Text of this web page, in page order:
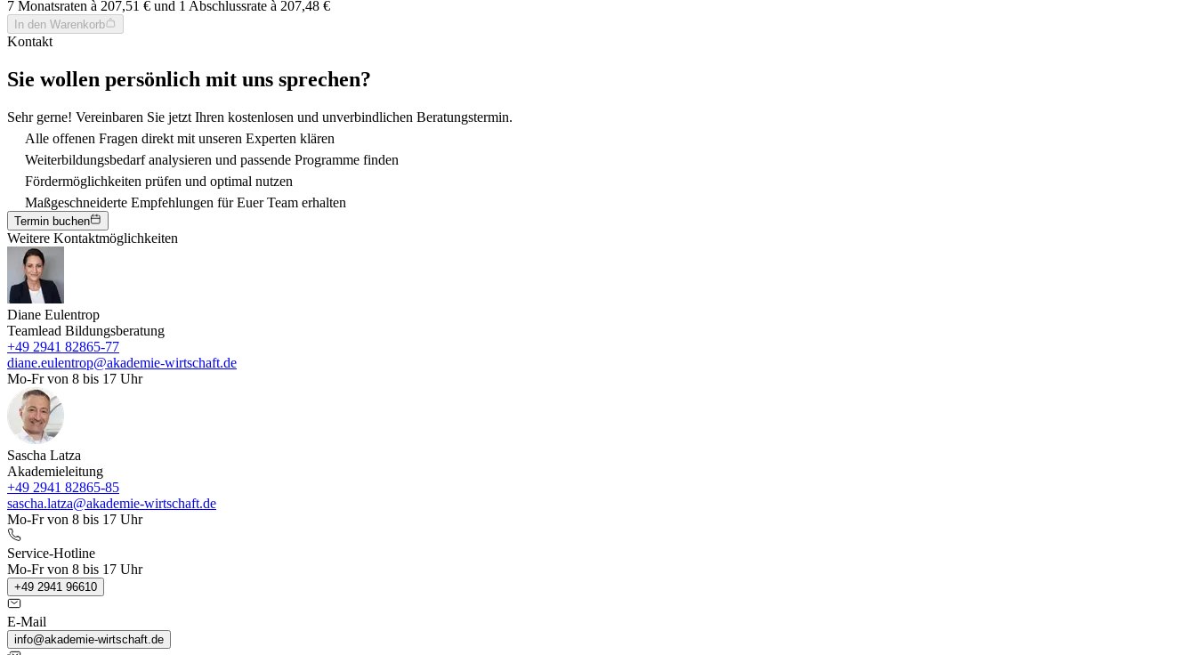
7 Monatsraten à 207,51 € und 1 Abschlussrate à 207,48 €
In den Warenkorb
Kontakt
Sie wollen persönlich mit uns sprechen?
Sehr gerne! Vereinbaren Sie jetzt Ihren kostenlosen und unverbindlichen Beratungstermin.
Alle offenen Fragen direkt mit unseren Experten klären
Weiterbildungsbedarf analysieren und passende Programme finden
Fördermöglichkeiten prüfen und optimal nutzen
Maßgeschneiderte Empfehlungen für Euer Team erhalten
Termin buchen
Weitere Kontaktmöglichkeiten
Diane Eulentrop
Teamlead Bildungsberatung
+49 2941 82865-77
diane.eulentrop@akademie-wirtschaft.de
Mo-Fr von 8 bis 17 Uhr
Sascha Latza
Akademieleitung
+49 2941 82865-85
sascha.latza@akademie-wirtschaft.de
Mo-Fr von 8 bis 17 Uhr
Service-Hotline
Mo-Fr von 8 bis 17 Uhr
+49 2941 96610
E-Mail
info@akademie-wirtschaft.de